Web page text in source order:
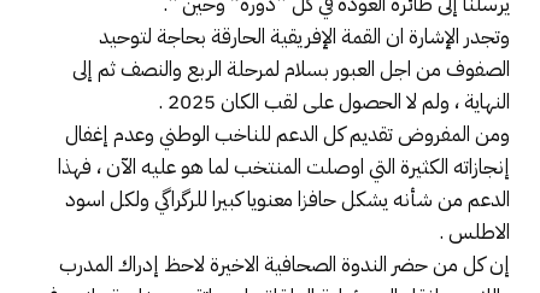
وتجدر الإشارة ان القمة الإفريقية الحارقة بحاجة لتوحيد
الصفوف من اجل العبور بسلام لمرحلة الربع والنصف ثم إلى
النهاية ، ولم لا الحصول على لقب الكان 2025 .
ومن المفروض تقديم كل الدعم للناخب الوطني وعدم إغفال
إنجازاته الكثيرة التي اوصلت المنتخب لما هو عليه الآن ، فهذا
الدعم من شأنه يشكل حافزا معنويا كبيرا للرگراگي ولكل اسود
الاطلس .
إن كل من حضر الندوة الصحافية الاخيرة لاحظ إدراك المدرب